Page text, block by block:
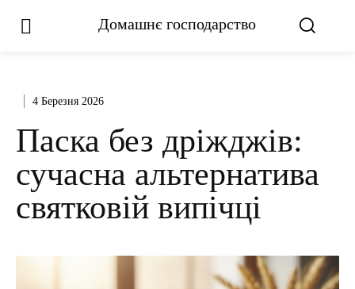
Домашнє господарство
4 Березня 2026
Паска без дріжджів:
сучасна альтернатива
святковій випічці